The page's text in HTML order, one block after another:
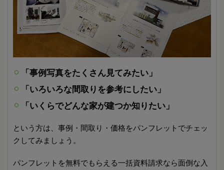
「事例写真をたくさん見てみたい」
「いろいろな間取りを参考にしたい」
「いくらでどんな家が建つか知りたい」
という方は、事例・間取り・価格をパンフレットでチェッ
クしてみましょう。
パンフレットを無料でもらえる一括資料請求なら面倒な入